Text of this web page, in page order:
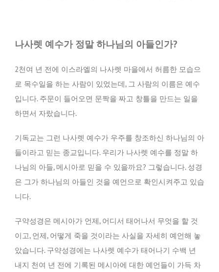
나사렛 예수가 정말 하나님의 아들인가?
2천여 년 전에 이스라엘의 나사렛 마을에서 허름한 모습으
로 목수일을 하는 사람이 있었는데, 그 사람의 이름은 예수
입니다. 주문이 들어오면 문짝을 짜고 창틀을 만드는 일을
하면서 자랐습니다.
기독교는 그런 나사렛 예수가 우주를 창조하신 하나님의 아
들이라고 믿는 종교입니다. 우리가 나사렛 예수를 정말 하
나님의 아들, 메시아로 믿을 수 있을까요? 그렇습니다. 성경
은 그가 하나님의 아들인 것을 예언으로 확인시켜주고 있습
니다.
구약성경은 메시아가 언제, 어디서 태어나서 무엇을 할 것
이고, 언제, 어떻게 죽을 것이라는 사실을 자세히 예언해 놓
았습니다. 구약성경에는 나사렛 예수가 태어나기 수백 년
내지 천여 년 전에 기록된 메시아에 대한 예언들이 가득 차